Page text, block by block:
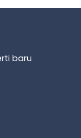
baru